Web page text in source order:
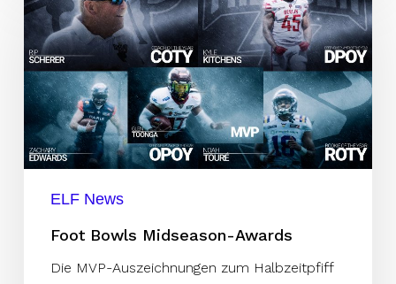
Bowls
Midseason-
Awards
ELF News
Foot Bowls Midseason-Awards
Die MVP-Auszeichnungen zum Halbzeitpfiff